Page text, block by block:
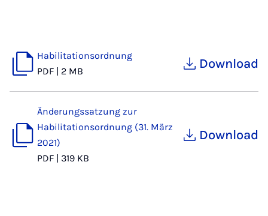
Habilitationsordnung
PDF | 2 MB Download
Änderungssatzung zur
Habilitationsordnung (31. März
2021)
PDF | 319 KB
Download